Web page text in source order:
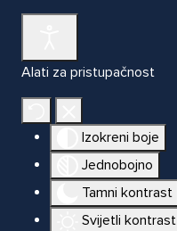
Alati za pristupačnost
Izokreni boje
Jednobojno
Tamni kontrast
Svijetli kontrast